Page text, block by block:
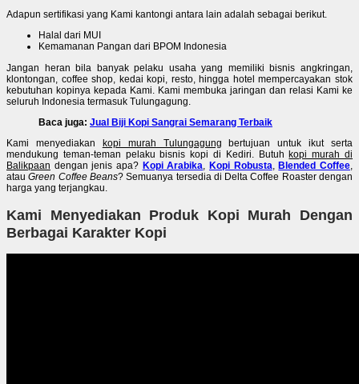
Adapun sertifikasi yang Kami kantongi antara lain adalah sebagai berikut.
Halal dari MUI
Kemamanan Pangan dari BPOM Indonesia
Jangan heran bila banyak pelaku usaha yang memiliki bisnis angkringan,
klontongan, coffee shop, kedai kopi, resto, hingga hotel mempercayakan stok
kebutuhan kopinya kepada Kami. Kami membuka jaringan dan relasi Kami ke
seluruh Indonesia termasuk Tulungagung.
Baca juga: Jual Biji Kopi Sangrai Semarang Terbaik
Kami menyediakan
kopi murah Tulungagung bertujuan untuk ikut serta
mendukung teman-teman pelaku bisnis kopi di Kediri. Butuh kopi murah di
Balikpaan dengan jenis apa? Kopi Arabika, Kopi Robusta, Blended Coffee,
atauGreen Coffee Beans? Semuanya tersedia di Delta Coffee Roaster dengan
harga yang terjangkau.
Kami Menyediakan Produk Kopi Murah Dengan
Berbagai Karakter Kopi